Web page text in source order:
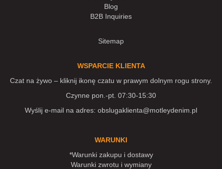
Blog
B2B Inquiries
Sitemap
WSPARCIE KLIENTA
Czat na żywo – kliknij ikonę czatu w prawym dolnym rogu strony.
Czynne pon.-pt. 07:30-15:30
Wyślij e-mail na adres: obslugaklienta@motleydenim.pl
WARUNKI
*Warunki zakupu i dostawy
Warunki zwrotu i wymiany